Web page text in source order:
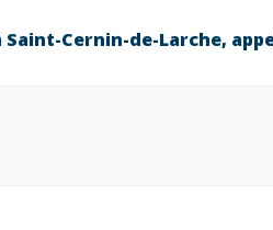
Cernin-de-Larche,